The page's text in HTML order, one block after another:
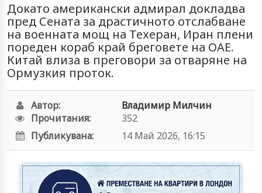
Докато американски адмирал докладва
пред Сената за драстичното отслабване
на военната мощ на Техеран, Иран плени
пореден кораб край бреговете на ОАЕ.
Китай влиза в преговори за отваряне на
Ормузкия проток.
Автор:
Владимир Милчин
Прочитания:
352
Публикувана:
14 Май 2026, 16:15